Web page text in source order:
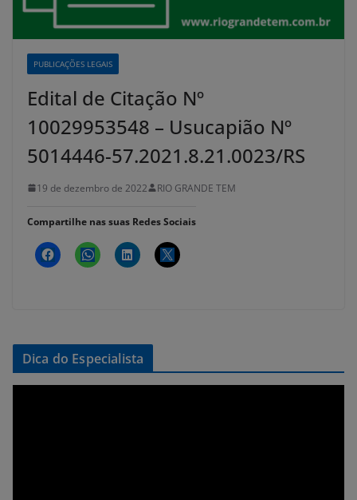
PUBLICAÇÕES LEGAIS
Edital de Citação Nº
10029953548 – Usucapião Nº
5014446-57.2021.8.21.0023/RS
19 de dezembro de 2022 RIO GRANDE TEM
Compartilhe nas suas Redes Sociais
Dica do Especialista